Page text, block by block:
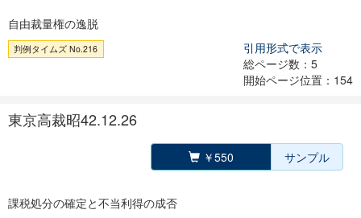
自由裁量権の逸脱
判例タイムズ No.216
引用形式で表示
総ページ数：5
開始ページ位置：154
東京高裁昭42.12.26
￥550 サンプル
課税処分の確定と不当利得の成否